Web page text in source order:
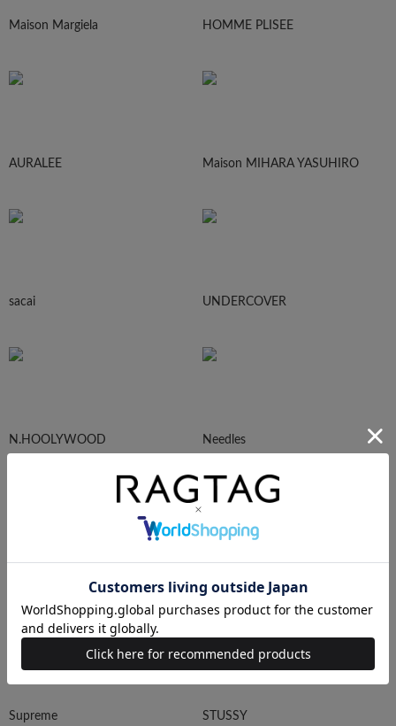
Maison Margiela HOMME PLISEE
AURALEE Maison MIHARA YASUHIRO
sacai UNDERCOVER
N.HOOLYWOOD Needles
Supreme STUSSY